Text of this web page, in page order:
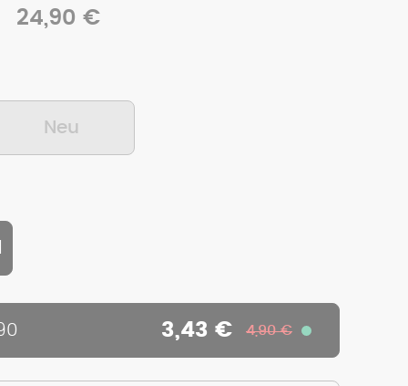
24,90 €
Neu
3,43 € 4,90 €